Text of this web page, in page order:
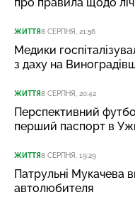
про правила щодо
ЖИТТЯ8 СЕРПНЯ, 21:56
Медики
з даху на
ЖИТТЯ8 СЕРПНЯ, 20:42
Перспективний
перший паспорт в
ЖИТТЯ8 СЕРПНЯ, 19:29
Патрульні Мукачева
автолюбителя